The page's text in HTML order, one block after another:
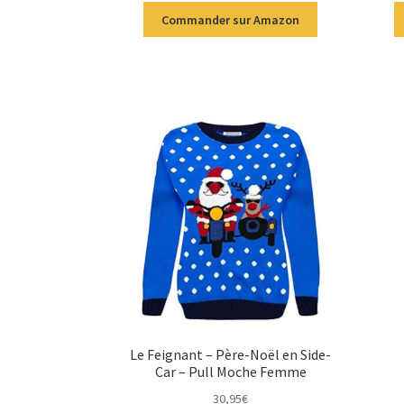
Commander sur Amazon
Le Feignant – Père-Noël en Side-
Car – Pull Moche Femme
30,95€